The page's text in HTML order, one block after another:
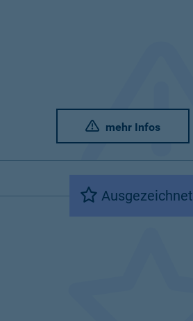
mehr Infos
Ausgezeichnet